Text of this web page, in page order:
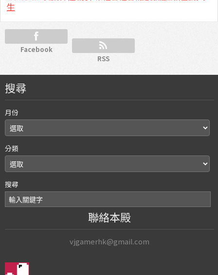
生
Facebook
RSS
搜尋
月份
分類
搜尋
聯絡本殿
vjgamerhk@gmail.com